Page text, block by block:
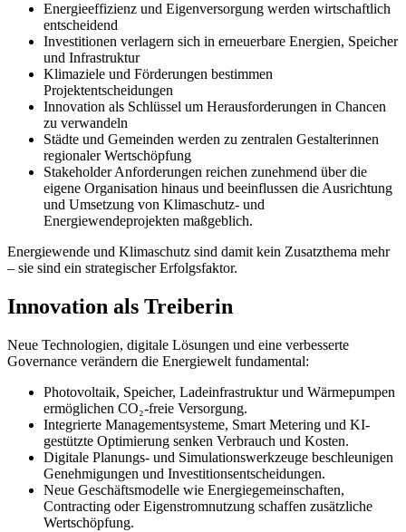
Energieeffizienz und Eigenversorgung werden wirtschaftlich
entscheidend
Investitionen verlagern sich in erneuerbare Energien, Speicher
und Infrastruktur
Klimaziele und Förderungen bestimmen
Projektentscheidungen
Innovation als Schlüssel um Herausforderungen in Chancen
zu verwandeln
Städte und Gemeinden werden zu zentralen Gestalterinnen
regionaler Wertschöpfung
Stakeholder Anforderungen reichen zunehmend über die
eigene Organisation hinaus und beeinflussen die Ausrichtung
und Umsetzung von Klimaschutz- und
Energiewendeprojekten maßgeblich.
Energiewende und Klimaschutz sind damit kein Zusatzthema mehr
– sie sind ein strategischer Erfolgsfaktor.
Innovation als Treiberin
Neue Technologien, digitale Lösungen und eine verbesserte
Governance verändern die Energiewelt fundamental:
Photovoltaik, Speicher, Ladeinfrastruktur und Wärmepumpen
ermöglichen CO₂-freie Versorgung.
Integrierte Managementsysteme, Smart Metering und KI-
gestützte Optimierung senken Verbrauch und Kosten.
Digitale Planungs- und Simulationswerkzeuge beschleunigen
Genehmigungen und Investitionsentscheidungen.
Neue Geschäftsmodelle wie Energiegemeinschaften,
Contracting oder Eigenstromnutzung schaffen zusätzliche
Wertschöpfung.